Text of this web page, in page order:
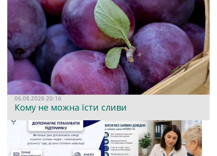
06.08.2026 20:16
Кому не можна їсти сливи